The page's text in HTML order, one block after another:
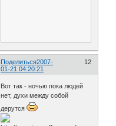
Поделиться 12
2007-
01-21 04:20:21
Вот так - ночью пока людей
нет, духи между собой
дерутся